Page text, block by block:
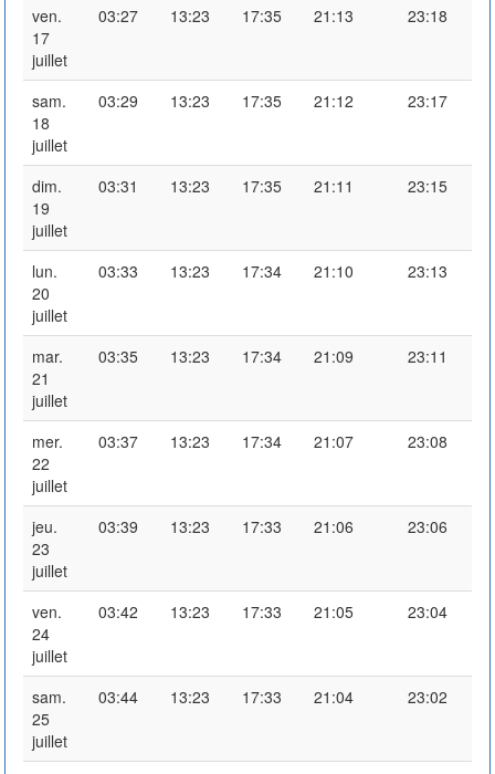
ven.
17
juillet
03:27 13:23 17:35 21:13 23:18
sam.
18
juillet
03:29 13:23 17:35 21:12 23:17
dim.
19
juillet
03:31 13:23 17:35 21:11 23:15
lun.
20
juillet
03:33 13:23 17:34 21:10 23:13
mar.
21
juillet
03:35 13:23 17:34 21:09 23:11
mer.
22
juillet
03:37 13:23 17:34 21:07 23:08
jeu.
23
juillet
03:39 13:23 17:33 21:06 23:06
ven.
24
juillet
03:42 13:23 17:33 21:05 23:04
sam.
25
juillet
03:44 13:23 17:33 21:04 23:02